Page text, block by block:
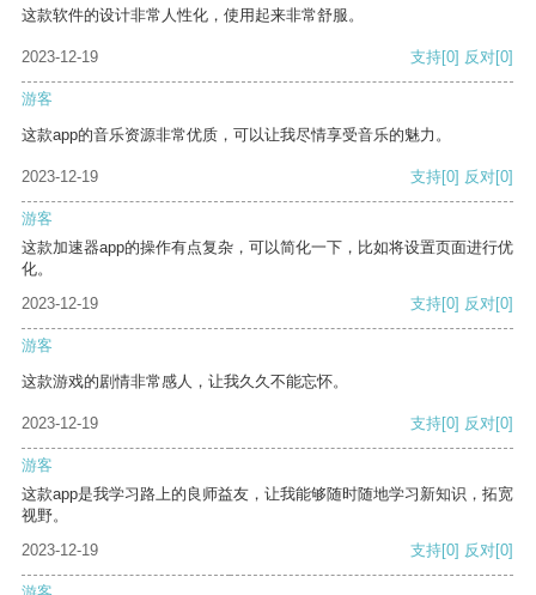
这款软件的设计非常人性化，使用起来非常舒服。
2023-12-19 支持[0] 反对[0]
游客
这款app的音乐资源非常优质，可以让我尽情享受音乐的魅力。
2023-12-19 支持[0] 反对[0]
游客
这款加速器app的操作有点复杂，可以简化一下，比如将设置页面进行优
化。
2023-12-19
支持[0] 反对[0]
游客
这款游戏的剧情非常感人，让我久久不能忘怀。
2023-12-19 支持[0] 反对[0]
游客
这款app是我学习路上的良师益友，让我能够随时随地学习新知识，拓宽
视野。
2023-12-19
支持[0] 反对[0]